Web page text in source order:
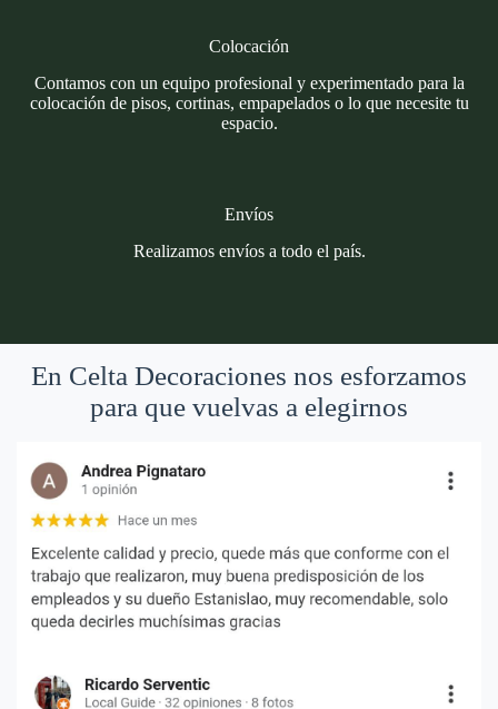
Colocación
Contamos con un equipo profesional y experimentado para la
colocación de pisos, cortinas, empapelados o lo que necesite tu
espacio.
Envíos
Realizamos envíos a todo el país.
En Celta Decoraciones nos esforzamos
para que vuelvas a elegirnos